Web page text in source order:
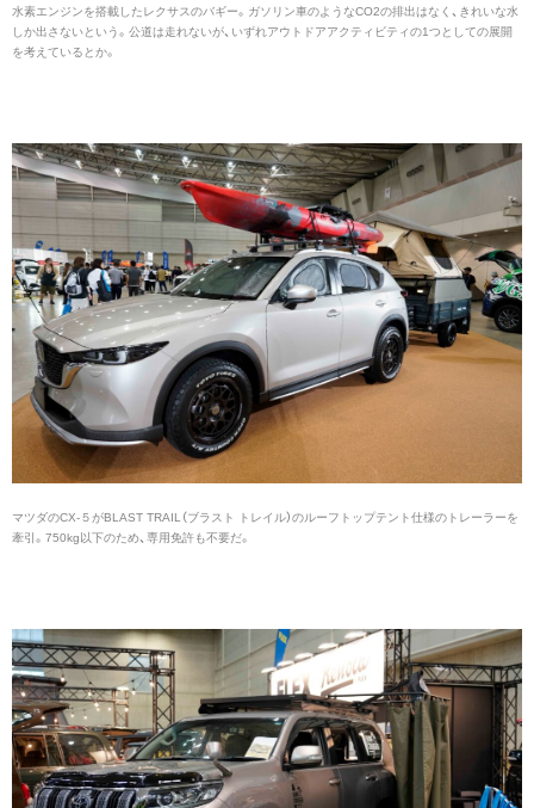
水素エンジンを搭載したレクサスのバギー。ガソリン車のようなCO2の排出はなく、きれいな水
しか出さないという。公道は走れないが、いずれアウトドアアクティビティの1つとしての展開
を考えているとか。
マツダのCX-５がBLAST TRAIL（ブラスト トレイル）のルーフトップテント仕様のトレーラーを
牽引。750kg以下のため、専用免許も不要だ。